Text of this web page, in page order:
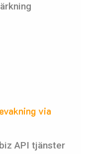
via
API tjänster